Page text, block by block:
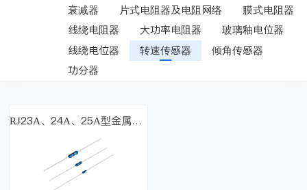
衰减器
片式电阻器及电阻网络
膜式电阻器
线绕电阻器
大功率电阻器
玻璃釉电位器
线绕电位器
转速传感器
倾角传感器
功分器
RJ23A、24A、25A型金属膜电阻器